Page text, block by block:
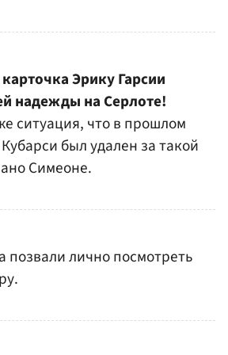
Эрику Гарсии
надежды на Серлоте!
ситуация, что в прошлом
был удален за такой
Симеоне.
позвали лично посмотреть